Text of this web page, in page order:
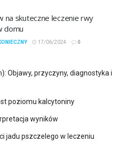
na skuteczne leczenie rwy
domu
17/06/2024 0
Objawy, przyczyny, diagnostyka i
poziomu kalcytoniny
wyników
jadu pszczelego w leczeniu